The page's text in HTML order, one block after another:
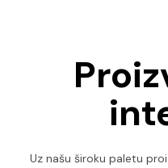
Uz našu široku paletu